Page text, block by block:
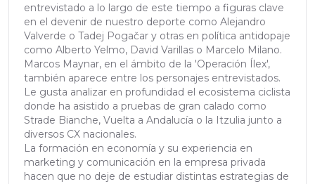
entrevistado a lo largo de este tiempo a figuras clave
en el devenir de nuestro deporte como Alejandro
Valverde o Tadej Pogačar y otras en política antidopaje
como Alberto Yelmo, David Varillas o Marcelo Milano.
Marcos Maynar, en el ámbito de la 'Operación Ílex',
también aparece entre los personajes entrevistados.
Le gusta analizar en profundidad el ecosistema ciclista
donde ha asistido a pruebas de gran calado como
Strade Bianche, Vuelta a Andalucía o la Itzulia junto a
diversos CX nacionales.
La formación en economía y su experiencia en
marketing y comunicación en la empresa privada
hacen que no deje de estudiar distintas estrategias de